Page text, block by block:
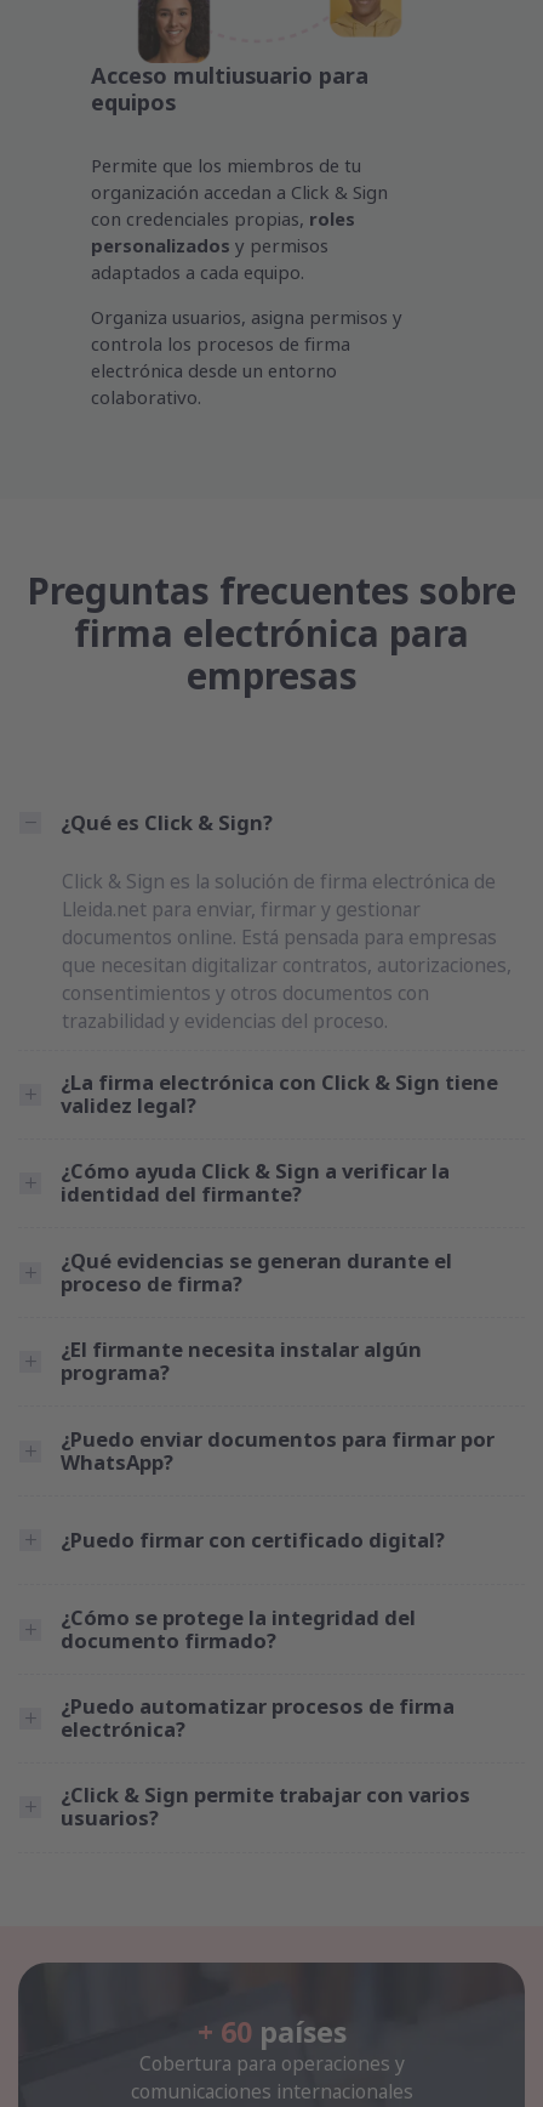
Acceso multiusuario para
equipos
Permite que los miembros de tu
organización accedan a Click & Sign
con credenciales propias, roles
personalizados y permisos
adaptados a cada equipo.
Organiza usuarios, asigna permisos y
controla los procesos de firma
electrónica desde un entorno
colaborativo.
Preguntas frecuentes sobre
firma electrónica para
empresas
¿Qué es Click & Sign?
Click & Sign es la solución de firma electrónica de
Lleida.net para enviar, firmar y gestionar
documentos online. Está pensada para empresas
que necesitan digitalizar contratos, autorizaciones,
consentimientos y otros documentos con
trazabilidad y evidencias del proceso.
¿La firma electrónica con Click & Sign tiene
validez legal?
¿Cómo ayuda Click & Sign a verificar la
identidad del firmante?
¿Qué evidencias se generan durante el
proceso de firma?
¿El firmante necesita instalar algún
programa?
¿Puedo enviar documentos para firmar por
WhatsApp?
¿Puedo firmar con certificado digital?
¿Cómo se protege la integridad del
documento firmado?
¿Puedo automatizar procesos de firma
electrónica?
¿Click & Sign permite trabajar con varios
usuarios?
+ 60países
Cobertura para operaciones y
comunicaciones internacionales